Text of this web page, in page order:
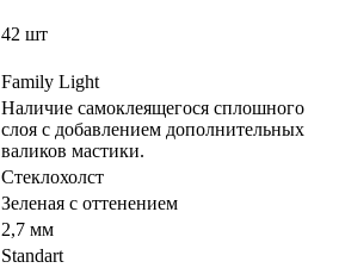
42 шт
Family Light
Наличие самоклеящегося сплошного
слоя с добавлением дополнительных
валиков мастики.
Стеклохолст
Зеленая с оттенением
2,7 мм
Standart